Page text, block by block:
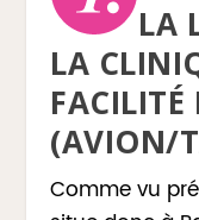
LA
LA
FACILITÉ
(AVION/
Comme vu